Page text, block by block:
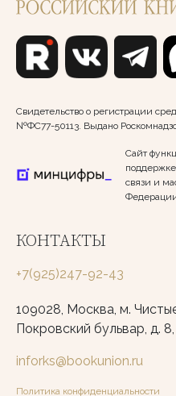
Свидетельство о регистрации
№ФС77-50113. Выдано
Сайт
связи и
КОНТАКТЫ
+7(925)247-92-43
109028, Москва, м.
Покровский бульвар, д.
inforks@bookunion.ru
Политика конфиденциальности